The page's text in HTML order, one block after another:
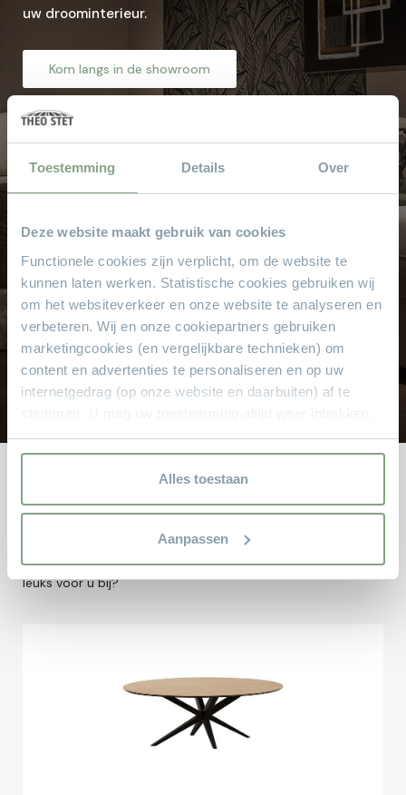
Toestemming Details Over
Deze website maakt gebruik van cookies
Functionele cookies zijn verplicht, om de website te
kunnen laten werken. Statistische cookies gebruiken wij
om het websiteverkeer en onze website te analyseren en
verbeteren. Wij en onze cookiepartners gebruiken
marketingcookies (en vergelijkbare technieken) om
content en advertenties te personaliseren en op uw
internetgedrag (op onze website en daarbuiten) af te
Voor meer informatie en het aanpassen van uw keuze op
onze website verwijzen wij u naar onze
Alles toestaan
Aanpassen
uw droominterieur.
Kom langs in de showroom
WaaromTheo Stet?
Het vertrouwde adres voor al uw meubelen! Geen
aanbetaling & wij bezorgen aan huis!
Hoge service en kwaliteit
Altijd scherpe aanbiedingen
Gratis parkeren
Grote keus voor iedere doelgroep
Sinds 1968
8.000 m² met alle soorten stylen meubelen
Andere bekeken ook
leuks voor u bij?